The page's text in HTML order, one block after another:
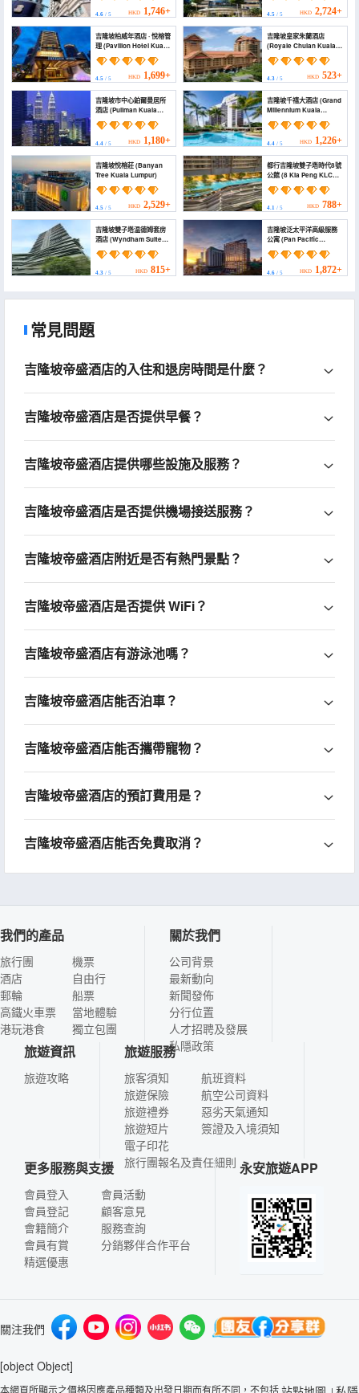
4.6 / 5 HKD 1,746+ 4.5/ 5 HKD 2,724+
吉隆坡柏威年酒店 · 悅榕管
理 (Pavilion Hotel Kuala
Lumpur Managed by
Banyan Tree)
4.5 / 5 HKD 1,699+
吉隆坡皇家朱蘭酒店
(Royale Chulan Kuala
Lumpur)
4.3/ 5 HKD 523+
吉隆坡市中心鉑爾曼居所
酒店 (Pullman Kuala
Lumpur City Centre
Hotel & Residences)
4.4 / 5 HKD 1,180+
吉隆坡千禧大酒店 (Grand
Millennium Kuala
Lumpur)
4.4/ 5 HKD 1,226+
吉隆坡悅榕莊 (Banyan
Tree Kuala Lumpur)
4.5 / 5 HKD 2,529+
都行吉隆坡雙子塔時代8號
公館 (8 Kia Peng KLCC
by WSD)
4.1/ 5 HKD 788+
吉隆坡雙子塔温德姆套房
酒店 (Wyndham Suites
KLCC)
4.3 / 5 HKD 815+
吉隆坡泛太平洋高級服務
公寓 (Pan Pacific
Serviced Suites Kuala
Lumpur)
4.6/ 5 HKD 1,872+
常見問題
吉隆坡帝盛酒店的入住和退房時間是什麼？
吉隆坡帝盛酒店是否提供早餐？
吉隆坡帝盛酒店提供哪些設施及服務？
吉隆坡帝盛酒店是否提供機場接送服務？
吉隆坡帝盛酒店附近是否有熱門景點？
吉隆坡帝盛酒店是否提供 WiFi？
吉隆坡帝盛酒店有游泳池嗎？
吉隆坡帝盛酒店能否泊車？
吉隆坡帝盛酒店能否攜帶寵物？
吉隆坡帝盛酒店的預訂費用是？
吉隆坡帝盛酒店能否免費取消？
我們的產品
旅行團
酒店
郵輪
高鐵火車票
港玩港食
機票
自由行
船票
當地體驗
獨立包團
關於我們
公司背景
最新動向
新聞發佈
分行位置
人才招聘及發展
私隱政策
旅遊資訊
旅遊攻略
旅遊服務
旅客須知
旅遊保險
旅遊禮券
旅遊短片
電子印花
航班資料
航空公司資料
惡劣天氣通知
簽證及入境須知
旅行團報名及責任細則
更多服務與支援
會員登入
會員登記
會籍簡介
會員有賞
精選優惠
會員活動
顧客意見
服務查詢
分銷夥伴合作平台
永安旅遊APP
關注我們
[object Object]
本網頁所顯示之價格因應產品種類及出發日期而有所不同，不包括